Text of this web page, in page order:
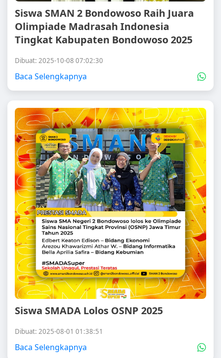
Siswa SMAN 2 Bondowoso Raih Juara
Olimpiade Madrasah Indonesia
Tingkat Kabupaten Bondowoso 2025
Dibuat: 2025-10-08 07:02:30
Baca Selengkapnya
Siswa SMADA Lolos OSNP 2025
Dibuat: 2025-08-01 01:38:51
Baca Selengkapnya